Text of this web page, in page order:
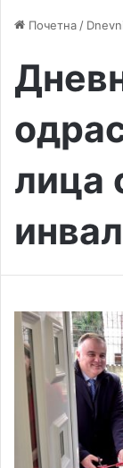
Почетна /
лица